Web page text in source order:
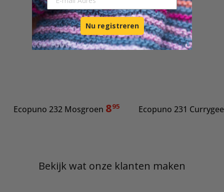
Ecopuno 232 Mosgroen 895 Ecopuno 231
Bekijk wat onze klanten maken
Nu registreren